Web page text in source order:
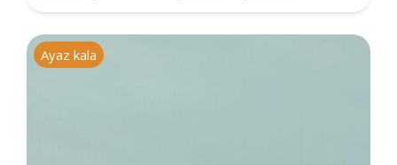
Ayaz kala